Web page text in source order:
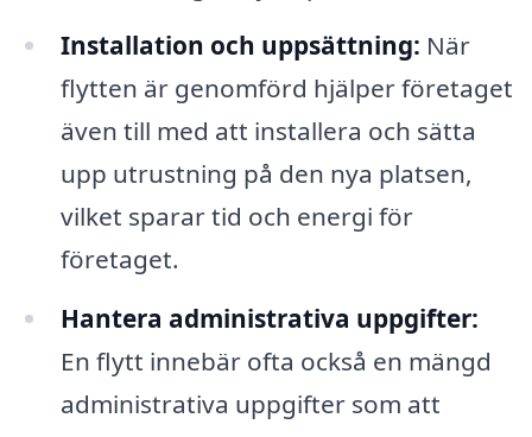
Installation och uppsättning: När
flytten är genomförd hjälper företaget
även till med att installera och sätta
upp utrustning på den nya platsen,
vilket sparar tid och energi för
företaget.
Hantera administrativa uppgifter:
En flytt innebär ofta också en mängd
administrativa uppgifter som att